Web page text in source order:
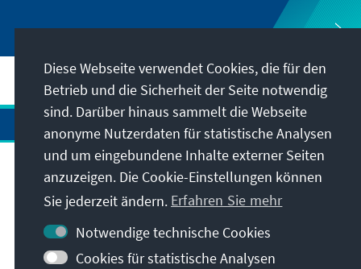
Anschrift
Kontakt
Diese Webseite verwendet Cookies, die für den
Betrieb und die Sicherheit der Seite notwendig
sind. Darüber hinaus sammelt die Webseite
anonyme Nutzerdaten für statistische Analysen
und um eingebundene Inhalte externer Seiten
anzuzeigen. Die Cookie-Einstellungen können
Sie jederzeit ändern. Erfahren Sie mehr
Notwendige technische Cookies
Cookies für statistische Analysen